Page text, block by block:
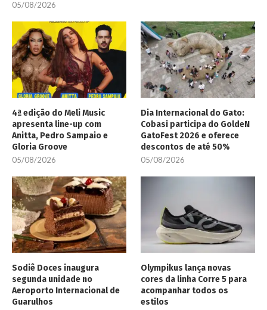
05/08/2026
4ª edição do Meli Music
apresenta line-up com
Anitta, Pedro Sampaio e
Gloria Groove
05/08/2026
Dia Internacional do Gato:
Cobasi participa do GoldeN
GatoFest 2026 e oferece
descontos de até 50%
05/08/2026
Sodiê Doces inaugura
segunda unidade no
Aeroporto Internacional de
Guarulhos
Olympikus lança novas
cores da linha Corre 5 para
acompanhar todos os
estilos